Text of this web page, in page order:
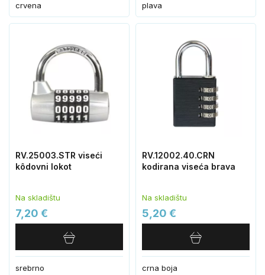
crvena plava
RV.25003.STR viseći
kôdovni lokot
Na skladištu
7,20 €
srebrno
RV.12002.40.CRN
kodirana viseća brava
Na skladištu
5,20 €
crna boja